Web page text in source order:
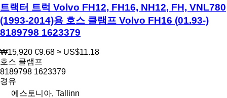
트랙터 트럭 Volvo FH12, FH16, NH12, FH, VNL780
(1993-2014)용 호스 클램프 Volvo FH16 (01.93-)
8189798 1623379
₩15,920 €9.68 ≈ US$11.18
호스 클램프
8189798 1623379
경유
에스토니아, Tallinn